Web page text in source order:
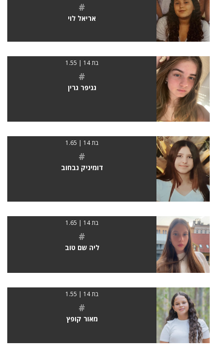
#
אריאל לוי
בת 14 | 1.55
#
גניפר גרין
בת 14 | 1.65
#
דומיניק נבחוב
בת 14 | 1.65
#
ליה שם טוב
בת 14 | 1.55
#
מאור קופץ